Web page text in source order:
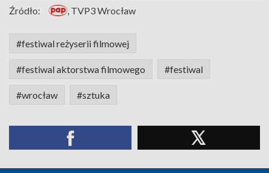
Źródło: , TVP3 Wrocław
#festiwal reżyserii filmowej
#festiwal aktorstwa filmowego #festiwal
#wrocław #sztuka